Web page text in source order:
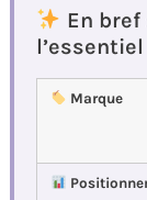
En bref
Marque